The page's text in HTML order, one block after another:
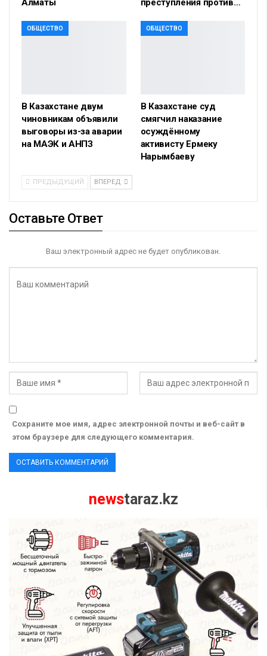
Алматы преступления против…
ОБЩЕСТВО
В Казахстане двум
чиновникам объявили
выговоры из-за аварии
на МАЭК и АНПЗ
ОБЩЕСТВО
В Казахстане суд
смягчил наказание
осуждённому
активисту Ермеку
Нарымбаеву
ПРЕДЫДУЩИЙ ВПЕРЕД
Оставьте Ответ
Ваш электронный адрес не будет опубликован.
Сохраните мое имя, адрес электронной почты и веб-сайт в
этом браузере для следующего комментария.
newstaraz.kz